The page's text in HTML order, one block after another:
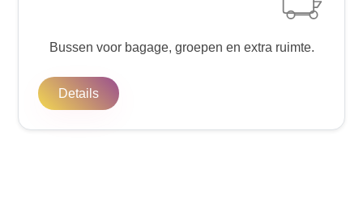
Bussen voor bagage, groepen en extra ruimte.
Details